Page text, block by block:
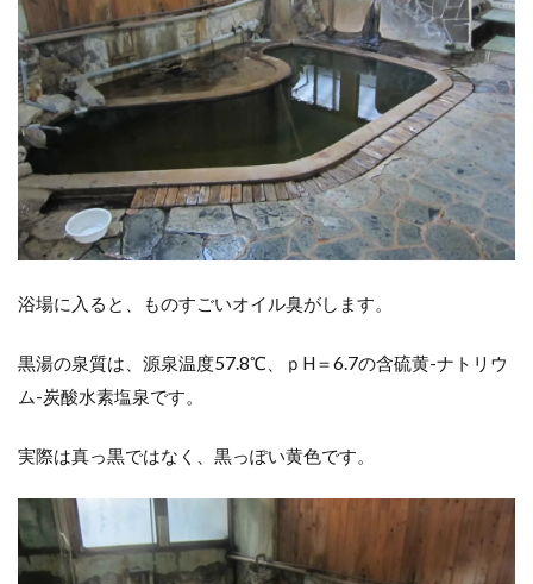
浴場に入ると、ものすごいオイル臭がします。
黒湯の泉質は、源泉温度57.8℃、ｐH＝6.7の含硫黄-ナトリウ
ム-炭酸水素塩泉です。
実際は真っ黒ではなく、黒っぽい黄色です。